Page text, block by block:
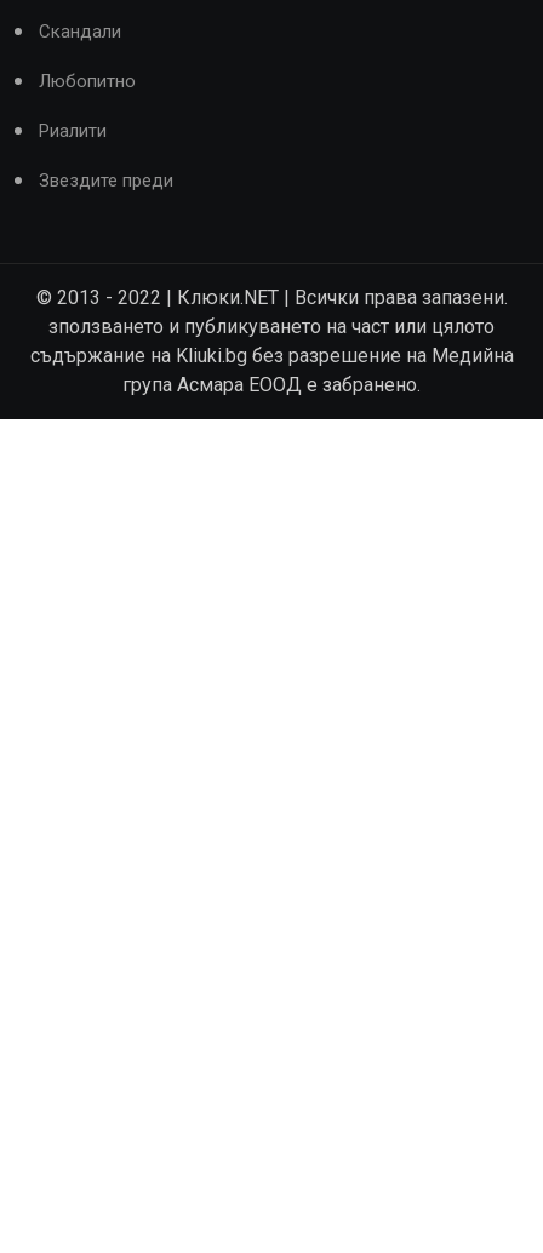
Скандали
Любопитно
Риалити
Звездите преди
© 2013 - 2022 | Клюки.NET | Всички права запазени.
зползването и публикуването на част или цялото
съдържание на Kliuki.bg без разрешение на Медийна
група Асмара ЕООД е забранено.